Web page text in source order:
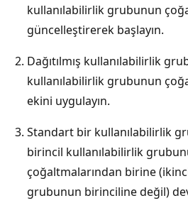
kullanılabilirlik grubunun
güncelleştirerek başlayın.
Dağıtılmış kullanılabilirlik
kullanılabilirlik grubunun
ekini uygulayın.
Standart bir kullanılabilirlik
birincil kullanılabilirlik
çoğaltmalarından birine
grubunun birinciline değil)